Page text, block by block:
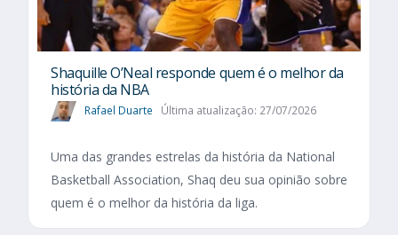
Shaquille O’Neal responde quem é o melhor da
história da NBA
Rafael Duarte Última atualização: 27/07/2026
Uma das grandes estrelas da história da National
Basketball Association, Shaq deu sua opinião sobre
quem é o melhor da história da liga.